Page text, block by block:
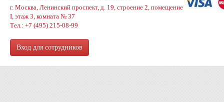
г. Москва, Ленинский проспект, д. 19, строение 2, помещение
I, этаж 3, комната № 37
Тел.: +7 (495) 215-08-99
Вход для сотрудников